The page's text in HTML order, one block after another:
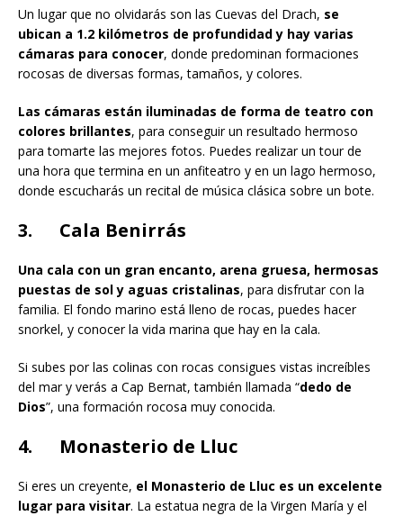
Un lugar que no olvidarás son las Cuevas del Drach, se
ubican a 1.2 kilómetros de profundidad y hay varias
cámaras para conocer, donde predominan formaciones
rocosas de diversas formas, tamaños, y colores.
Las cámaras están iluminadas de forma de teatro con
colores brillantes, para conseguir un resultado hermoso
para tomarte las mejores fotos. Puedes realizar un tour de
una hora que termina en un anfiteatro y en un lago hermoso,
donde escucharás un recital de música clásica sobre un bote.
3. Cala Benirrás
Una cala con un gran encanto, arena gruesa, hermosas
puestas de sol y aguas cristalinas, para disfrutar con la
familia. El fondo marino está lleno de rocas, puedes hacer
snorkel, y conocer la vida marina que hay en la cala.
Si subes por las colinas con rocas consigues vistas increíbles
del mar y verás a Cap Bernat, también llamada “dedo de
Dios”, una formación rocosa muy conocida.
4. Monasterio de Lluc
Si eres un creyente, el Monasterio de Lluc es un excelente
lugar para visitar. La estatua negra de la Virgen María y el